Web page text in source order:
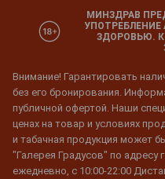
МИНЗДРАВ
ЗДОРОВЬЮ.
Внимание! Гарантировать
без его бронирования.
публичной офертой. Наши
ценах на товар и условиях
и табачная продукция может
"Галерея Градусов" по адресу
ежедневно, с 10:00-22:00